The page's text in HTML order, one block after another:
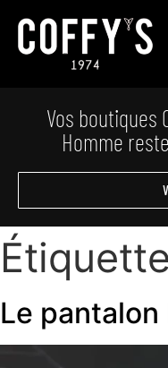
Vos boutiques
Homme
Le